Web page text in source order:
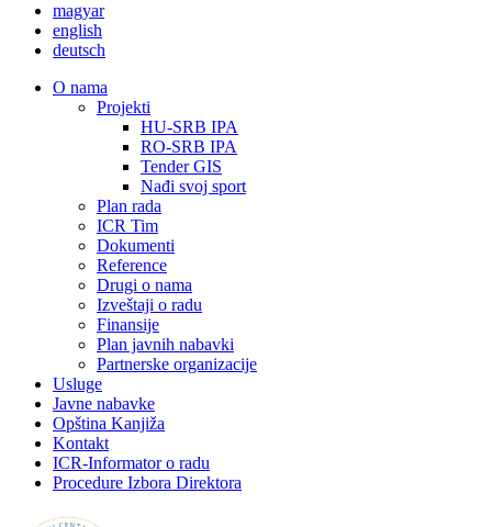
magyar
english
deutsch
О nama
Projekti
HU-SRB IPA
RO-SRB IPA
Tender GIS
Nađi svoj sport
Plan rada
ICR Tim
Dokumenti
Reference
Drugi o nama
Izveštaji o radu
Finansije
Plan javnih nabavki
Partnerske organizacije
Usluge
Javne nabavke
Opština Kanjiža
Kontakt
ICR-Informator o radu
Procedure Izbora Direktora